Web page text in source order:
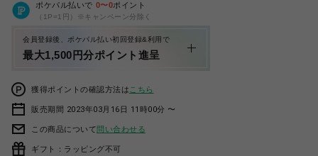
ポケパル払いで 0〜0ポイント
（1P=1円）※キャンペーン分除く
会員登録後、ポケパル払い初回登録&利用で
最大1,500円分ポイント進呈
獲得ポイントの確認方法は こちら
販売期間 2023年03月16日 11時00分 〜
この商品について問い合わせる
ギフト：ラッピング不可